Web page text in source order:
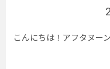
こんにちは！アフタヌー